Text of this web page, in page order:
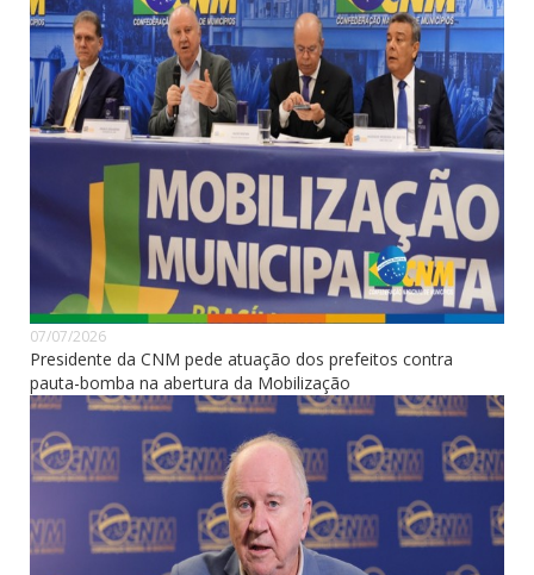
07/07/2026
Presidente da CNM pede atuação dos prefeitos contra
pauta-bomba na abertura da Mobilização